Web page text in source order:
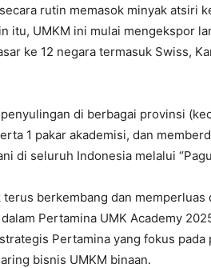
rutin memasok minyak atsiri
itu, UMKM ini mulai mengekspor
ke 12 negara termasuk Swiss,
di berbagai provinsi
1 pakar akademisi, dan
di seluruh Indonesia melalui
berkembang dan memperluas
Pertamina UMK Academy
Pertamina yang fokus pada
bisnis UMKM binaan.